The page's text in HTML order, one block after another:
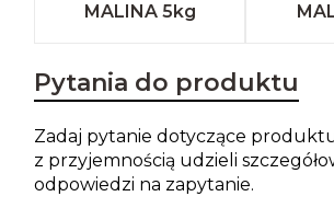
MALINA 5kg
Pytania do produktu
Zadaj pytanie dotyczące
z przyjemnością udzieli
odpowiedzi na zapytanie.